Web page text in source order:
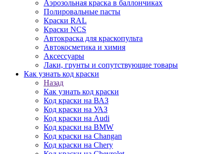
Аэрозольная краска в баллончиках
Полировальные пасты
Краски RAL
Краски NCS
Автокраска для краскопульта
Автокосметика и химия
Аксессуары
Лаки, грунты и сопутствующие товары
Как узнать код краски
Назад
Как узнать код краски
Код краски на ВАЗ
Код краски на УАЗ
Код краски на Audi
Код краски на BMW
Код краски на Changan
Код краски на Chery